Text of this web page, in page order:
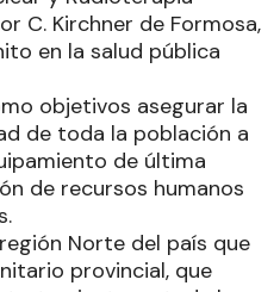
C. Kirchner de Formosa,
en la salud pública
objetivos asegurar la
de toda la población a
de última
de recursos humanos
Norte del país que
provincial, que